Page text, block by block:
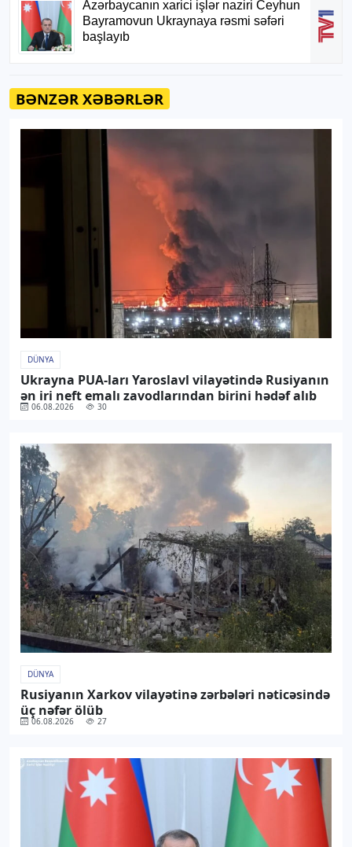
BƏNZƏR XƏBƏRLƏR
DÜNYA
Ukrayna PUA-ları Yaroslavl vilayətində Rusiyanın
ən iri neft emalı zavodlarından birini hədəf alıb
06.08.2026 30
DÜNYA
Rusiyanın Xarkov vilayətinə zərbələri nəticəsində
üç nəfər ölüb
06.08.2026 27